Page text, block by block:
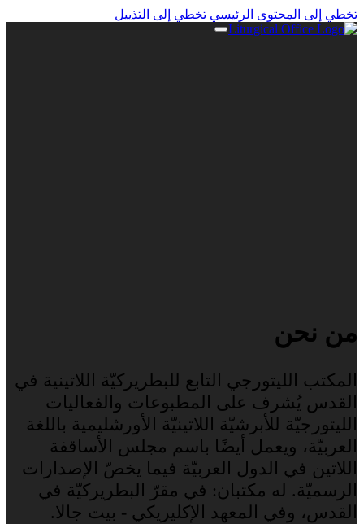
تخطي إلى المحتوى الرئيسي تخطي إلى التذييل
من نحن
المكتب الليتورجي التابع للبطريركيّة اللاتينية في
القدس يُشرف على المطبوعات والفعاليات
الليتورجيّة للأبرشيّة اللاتينيّة الأورشليمية باللغة
العربيّة، ويعمل أيضًا باسم مجلس الأساقفة
اللاتين في الدول العربيّة فيما يخصّ الإصدارات
الرسميّة. له مكتبان: في مقرّ البطريركيّة في
القدس، وفي المعهد الإكليريكي - بيت جالا.